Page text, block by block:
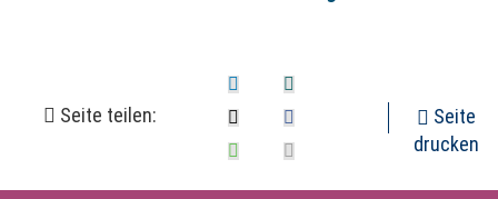
Seite teilen:
Seite
drucken